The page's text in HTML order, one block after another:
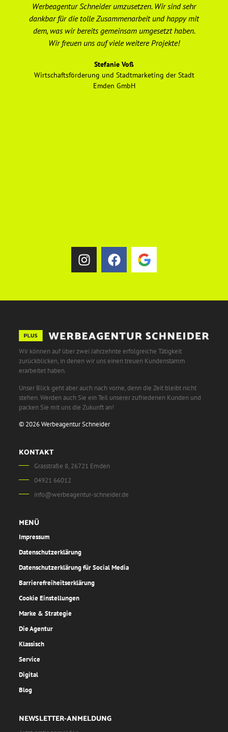
Werbeagentur Schneider umzusetzen. Wir sind sehr
dankbar für die tolle Zusammenarbeit und happy mit
dem, was wir bereits gemeinsam umgesetzt haben.
Wir freuen uns auf viele weitere Projekte!
Stefanie Voß
Wirtschaftsförderung und Stadtmarketing der Stadt
Emden GmbH
Wir können auf über zwei Jahrzehnte erfolgreiche Tätigkeit
zurückblicken, in denen wir uns einen treuen Kundenstamm
erarbeitet haben.
Unser Blick geht aber auch nach vorne, denn die Zeit bleibt nicht
stehen. Werden auch Sie ein Teil unserer zufriedenen Kunden und
packen Sie mit uns die Zukunft an!
© 2026 Werbeagentur Schneider
KONTAKT
Grasstraße 8, 26721 Emden
04921 66012
info@werbeagentur-schneider.de
MENÜ
Impressum
Datenschutzerklärung
Datenschutzerklärung für Social Media
Barrierefreiheitserklärung
Cookie Einstellungen
Marke & Strategie
Die Agentur
Klassisch
Service
Digital
Blog
NEWSLETTER-ANMELDUNG